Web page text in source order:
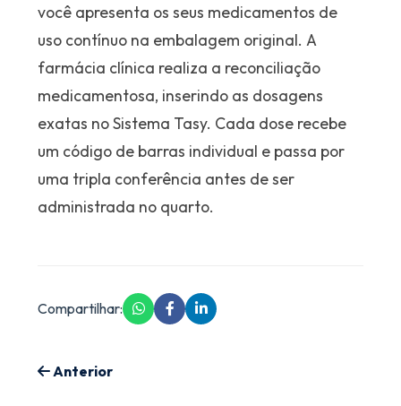
você apresenta os seus medicamentos de
uso contínuo na embalagem original. A
farmácia clínica realiza a reconciliação
medicamentosa, inserindo as dosagens
exatas no Sistema Tasy. Cada dose recebe
um código de barras individual e passa por
uma tripla conferência antes de ser
administrada no quarto.
Compartilhar:
Anterior